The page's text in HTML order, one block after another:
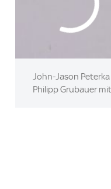
John-Jason
Philipp Grubauer